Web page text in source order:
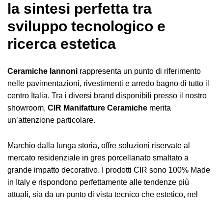
la sintesi perfetta tra
sviluppo tecnologico e
ricerca estetica
Ceramiche Iannoni rappresenta un punto di riferimento
nelle pavimentazioni, rivestimenti e arredo bagno di tutto il
centro Italia. Tra i diversi brand disponibili presso il nostro
showroom, CIR Manifatture Ceramiche merita
un’attenzione particolare.
Marchio dalla lunga storia, offre soluzioni riservate al
mercato residenziale in gres porcellanato smaltato a
grande impatto decorativo. I prodotti CIR sono 100% Made
in Italy e rispondono perfettamente alle tendenze più
attuali, sia da un punto di vista tecnico che estetico, nel